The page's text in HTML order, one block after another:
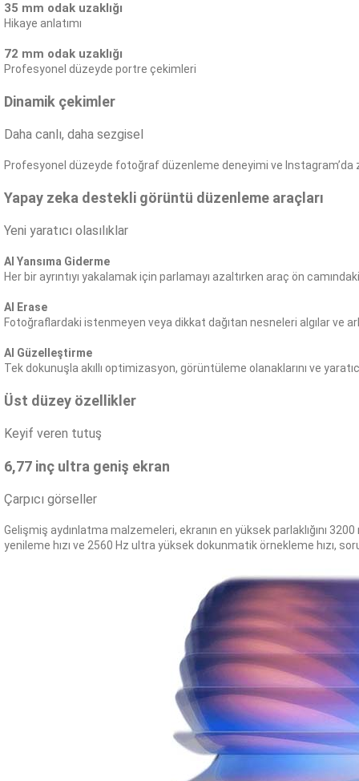
35 mm odak uzaklığı
Hikaye anlatımı
72 mm odak uzaklığı
Profesyonel düzeyde portre çekimleri
Dinamik çekimler
Daha canlı, daha sezgisel
Profesyonel düzeyde fotoğraf düzenleme deneyimi ve Instagram’da
Yapay zeka destekli görüntü düzenleme araçları
Yeni yaratıcı olasılıklar
AI Yansıma Giderme
Her bir ayrıntıyı yakalamak için parlamayı azaltırken araç ön
AI Erase
Fotoğraflardaki istenmeyen veya dikkat dağıtan nesneleri algılar ve
AI Güzelleştirme
Tek dokunuşla akıllı optimizasyon, görüntüleme olanaklarını ve
Üst düzey özellikler
Keyif veren tutuş
6,77 inç ultra geniş ekran
Çarpıcı görseller
Gelişmiş aydınlatma malzemeleri, ekranın en yüksek parlaklığını
yenileme hızı ve 2560 Hz ultra yüksek dokunmatik örnekleme hızı,